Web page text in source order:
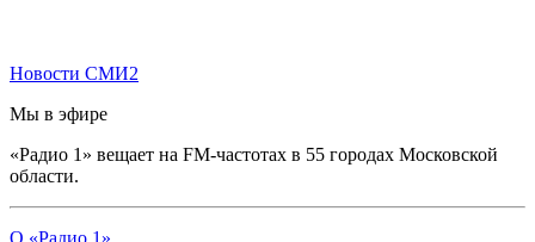
Новости СМИ2
Мы в эфире
«Радио 1» вещает на FM-частотах в 55 городах Московской
области.